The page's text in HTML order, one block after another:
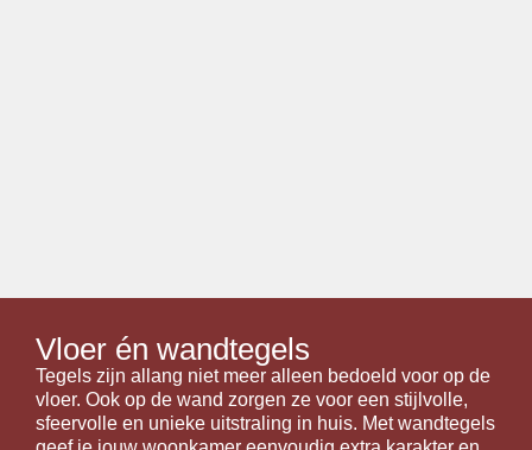
Vloer én wandtegels
Tegels zijn allang niet meer alleen bedoeld voor op de
vloer. Ook op de wand zorgen ze voor een stijlvolle,
sfeervolle en unieke uitstraling in huis. Met wandtegels